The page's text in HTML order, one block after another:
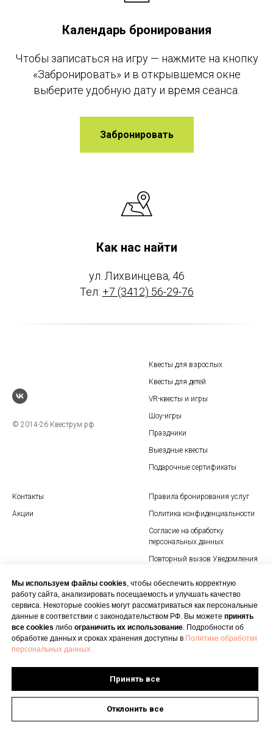
Календарь бронирования
Чтобы записаться на игру — нажмите на кнопку
«Забронировать» и в открывшемся окне
выберите удобную дату и время сеанса.
Забронировать
Как нас найти
ул. Лихвинцева, 46
Тел: +7 (3412) 56-29-76
Мы используем файлы cookies , чтобы обеспечить корректную
работу сайта, анализировать посещаемость и улучшать качество
сервиса. Некоторые cookies могут рассматриваться как персональные
данные в соответствии с законодательством РФ. Вы можете принять
все cookies либо ограничить их использование . Подробности об
обработке данных и сроках хранения доступны в Политике обработки
персональных данных
Принять все
Отклонить все
© 2014-26 Квеструм.рф
Квесты для взрослых
Квесты для детей
VR-квесты и игры
Шоу-игры
Праздники
Выездные квесты
Подарочные сертификаты
Контакты
Акции
Правила бронирования услуг
Политика конфиденциальности
Согласие на обработку
персональных данных
Повторный вызов Уведомления
Персональные данные опубликованы на сайте при наличии
правовых оснований в соответствии с ч. 1 ст. 6 и ст. 10.1
152-ФЗ. Субъектами установлены запреты на обработку
неограниченным кругом лиц опубликованных персональных